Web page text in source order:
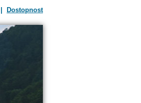
Dostopnost